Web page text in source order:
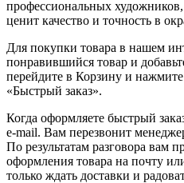
профессиональных
ценит качество и точность в
Для покупки товара в нашем
понравившийся товар и
перейдите в Корзину и
«Быстрый заказ».
Когда оформляете быстрый
e-mail. Вам перезвонит
По результатам разговора вам
оформления товара на почту
только ждать доставки и